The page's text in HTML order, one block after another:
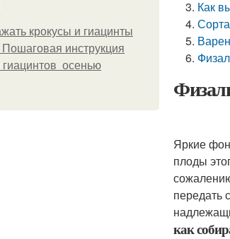
крокусы и гиацинты
инструкция
гиацинтов осенью
Как
Яркие
плоды
передать
как